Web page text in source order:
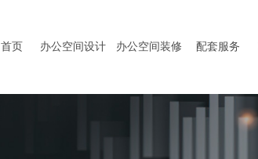
首页 办公空间设计 办公空间装修 配套服务